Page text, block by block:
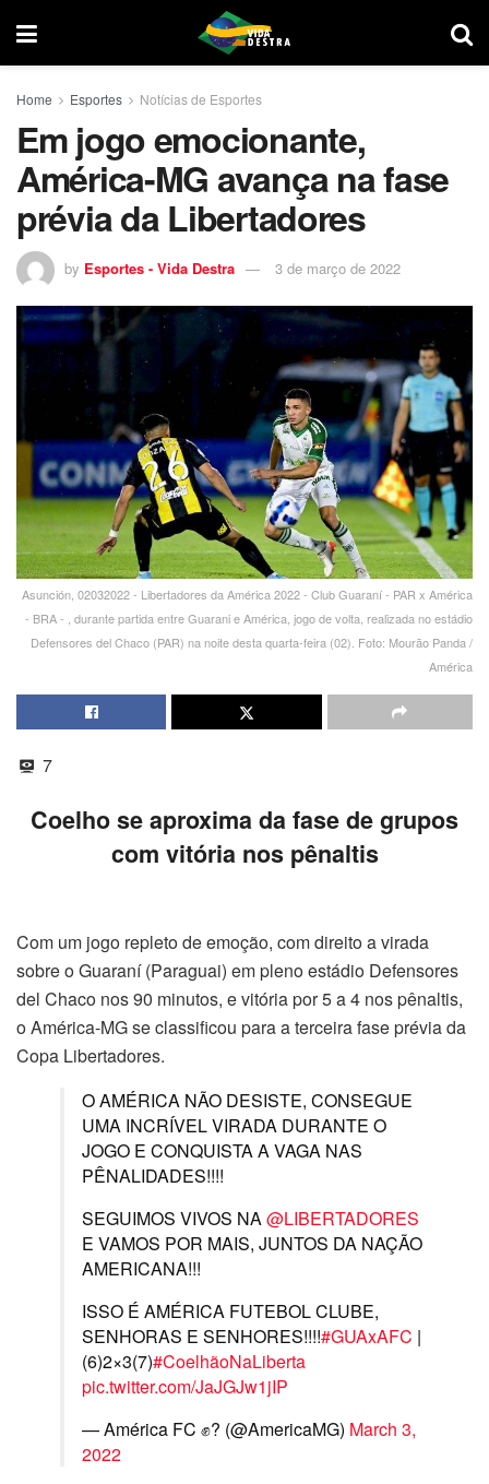
Home Esportes Notícias de Esportes
Em jogo emocionante,
América-MG avança na fase
prévia da Libertadores
by Esportes - Vida Destra 3 de março de 2022
Asunción, 02032022 - Libertadores da América 2022 - Club Guaraní - PAR x América
- BRA - , durante partida entre Guarani e América, jogo de volta, realizada no estádio
Defensores del Chaco (PAR) na noite desta quarta-feira (02). Foto: Mourão Panda /
América
7
Coelho se aproxima da fase de grupos
com vitória nos pênaltis
Com um jogo repleto de emoção, com direito a virada
sobre o Guaraní (Paraguai) em pleno estádio Defensores
del Chaco nos 90 minutos, e vitória por 5 a 4 nos pênaltis,
o América-MG se classificou para a terceira fase prévia da
Copa Libertadores.
O AMÉRICA NÃO DESISTE, CONSEGUE
UMA INCRÍVEL VIRADA DURANTE O
JOGO E CONQUISTA A VAGA NAS
PÊNALIDADES!!!!
SEGUIMOS VIVOS NA@LIBERTADORES
E VAMOS POR MAIS, JUNTOS DA NAÇÃO
AMERICANA!!!
ISSO É AMÉRICA FUTEBOL CLUBE,
SENHORAS E SENHORES!!!!#GUAxAFC |
(6)2×3(7)#CoelhãoNaLiberta
pic.twitter.com/JaJGJw1jIP
— América FC ✊? (@AmericaMG) March 3,
2022